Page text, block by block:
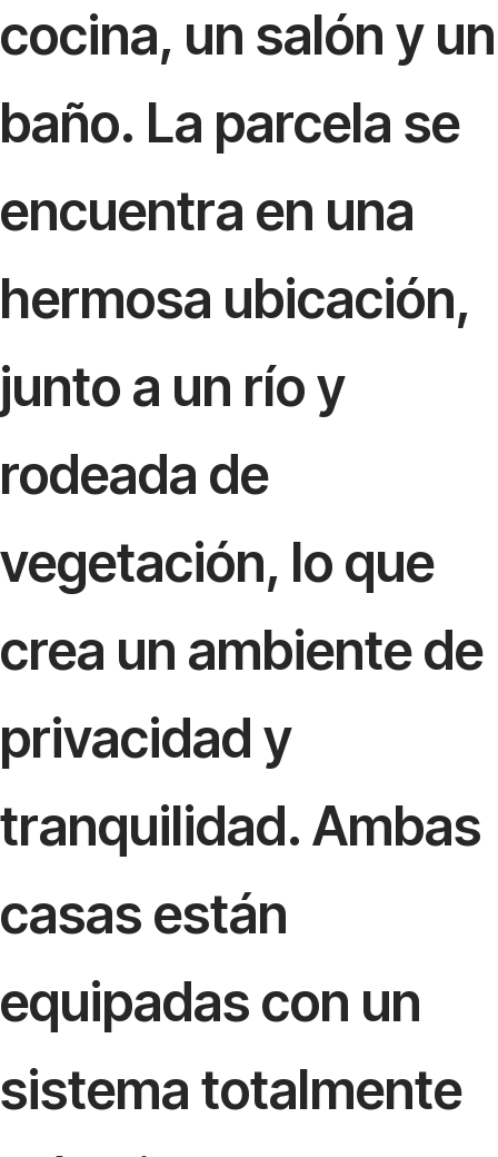
cocina, un salón y un
baño. La parcela se
encuentra en una
hermosa ubicación,
junto a un río y
rodeada de
vegetación, lo que
crea un ambiente de
privacidad y
tranquilidad. Ambas
casas están
equipadas con un
sistema totalmente